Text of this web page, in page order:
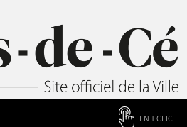
EN 1 CLIC